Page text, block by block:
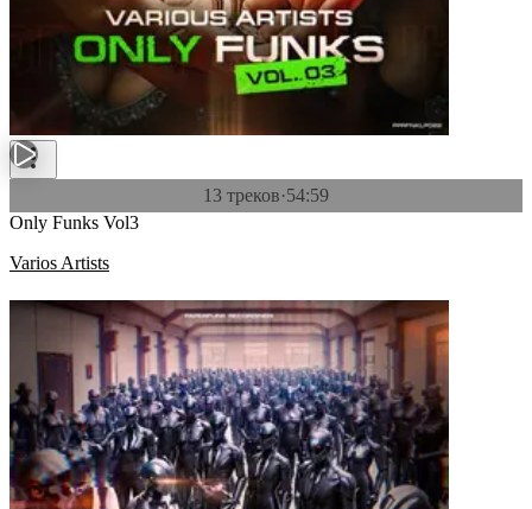
13 треков·54:59
Only Funks Vol3
Varios Artists